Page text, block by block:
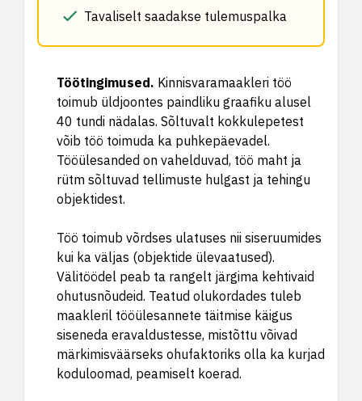
Tavaliselt saadakse tulemuspalka
Töötingimused. Kinnisvaramaakleri töö
toimub üldjoontes paindliku graafiku alusel
40 tundi nädalas. Sõltuvalt kokkulepetest
võib töö toimuda ka puhkepäevadel.
Tööülesanded on vahelduvad, töö maht ja
rütm sõltuvad tellimuste hulgast ja tehingu
objektidest.
Töö toimub võrdses ulatuses nii siseruumides
kui ka väljas (objektide ülevaatused).
Välitöödel peab ta rangelt järgima kehtivaid
ohutusnõudeid. Teatud olukordades tuleb
maakleril tööülesannete täitmise käigus
siseneda eravaldustesse, mistõttu võivad
märkimisväärseks ohufaktoriks olla ka kurjad
koduloomad, peamiselt koerad.